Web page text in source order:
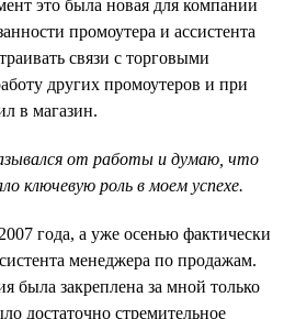
это была новая для компании
промоутера и ассистента
связи с торговыми
других промоутеров и при
в магазин.
от работы и думаю, что
ключевую роль в моем успехе.
года, а уже осенью фактически
менеджера по продажам.
была закреплена за мной только
достаточно стремительное